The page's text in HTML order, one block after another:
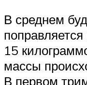
В среднем
15
массы
В первом